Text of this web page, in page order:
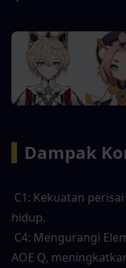
Dampak
C1: Kekuatan perisai
hidup.
C4: Mengurangi
AOE Q,